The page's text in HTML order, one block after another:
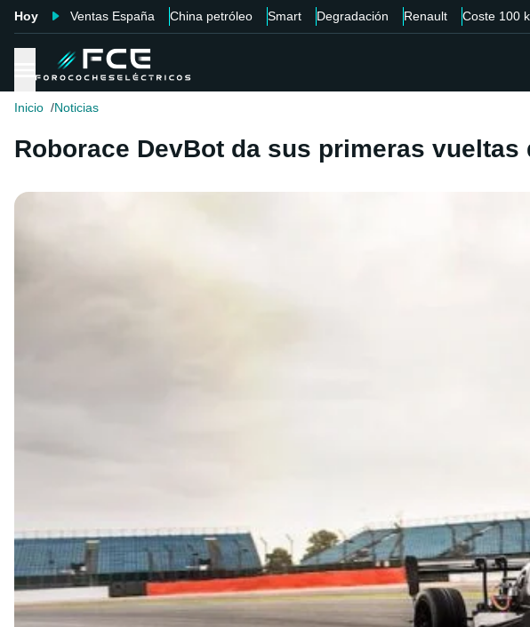
Hoy Ventas España China petróleo Smart Degradación Renault Coste 100
Inicio Noticias
Roborace DevBot da sus primeras